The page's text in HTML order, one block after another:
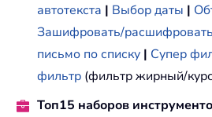
автотекста | Выбор даты |
Зашифровать/
письмо по списку | Супер
фильтр (фильтр жирный/
Топ15 наборов